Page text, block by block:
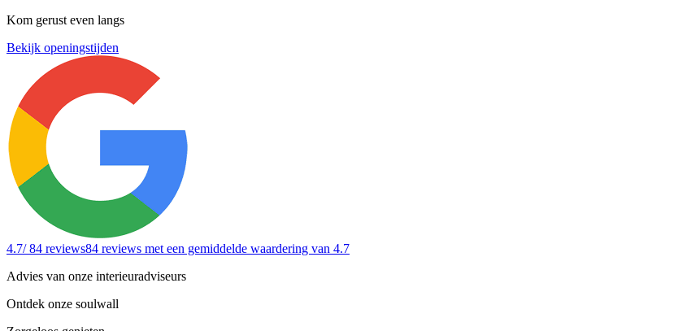
Kom gerust even langs
Bekijk openingstijden
4.7/ 84 reviews84 reviews met een gemiddelde waardering van 4.7
Advies van onze interieuradviseurs
Ontdek onze soulwall